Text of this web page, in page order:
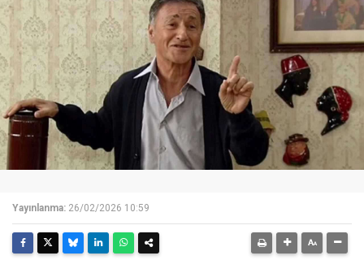
Yayınlanma: 26/02/2026 10:59